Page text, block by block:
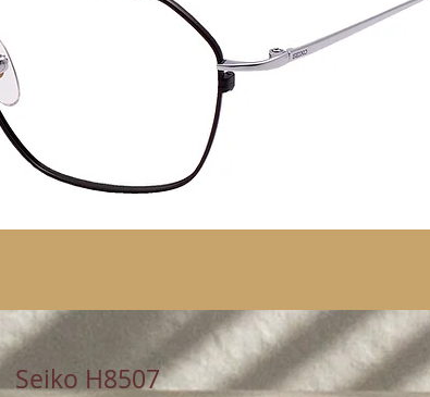
Seiko H8507